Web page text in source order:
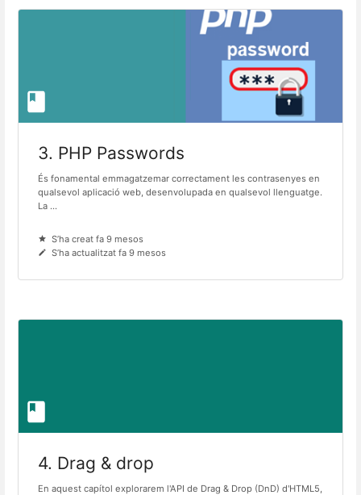
3. PHP Passwords
És fonamental emmagatzemar correctament les contrasenyes en
qualsevol aplicació web, desenvolupada en qualsevol llenguatge.
La ...
S’ha creat fa 9 mesos
S’ha actualitzat fa 9 mesos
4. Drag & drop
En aquest capítol explorarem l'API de Drag & Drop (DnD) d'HTML5,